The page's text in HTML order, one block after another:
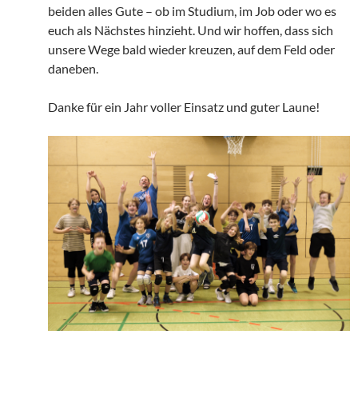
beiden alles Gute – ob im Studium, im Job oder wo es
euch als Nächstes hinzieht. Und wir hoffen, dass sich
unsere Wege bald wieder kreuzen, auf dem Feld oder
daneben.
Danke für ein Jahr voller Einsatz und guter Laune!